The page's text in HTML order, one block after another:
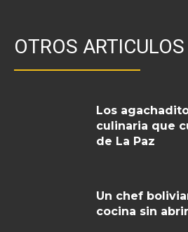
OTROS ARTICULOS
Los
culinaria que
de La Paz
Un chef
cocina sin